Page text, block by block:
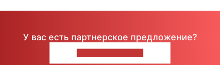
У вас есть партнерское предложение?